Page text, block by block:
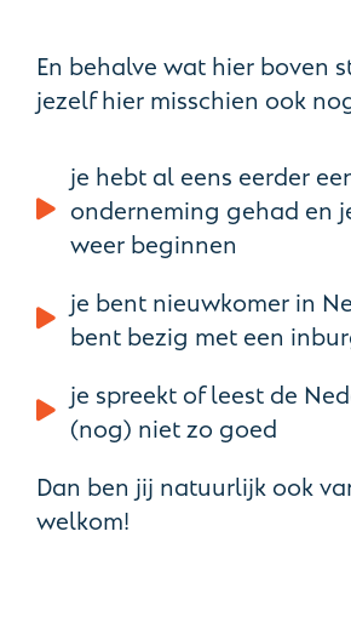
En behalve wat hier boven
jezelf hier misschien ook
je hebt al eens eerder
onderneming gehad en
weer beginnen
je bent nieuwkomer in
bent bezig met een
je spreekt of leest de
(nog) niet zo goed
Dan ben jij natuurlijk ook
welkom!